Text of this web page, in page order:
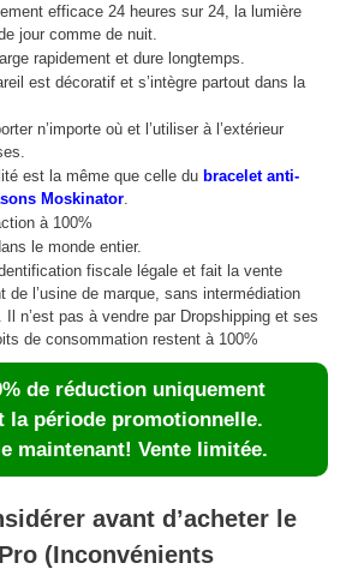
efficace 24 heures sur 24, la lumière
jour comme de nuit.
rapidement et dure longtemps.
est décoratif et s’intègre partout dans la
n’importe où et l’utiliser à l’extérieur
est la même que celle du bracelet anti-
Moskinator
à 100%
le monde entier.
fiscale légale et fait la vente
de l’usine de marque, sans intermédiation
n’est pas à vendre par Dropshipping et ses
de consommation restent à 100%
de réduction uniquement
la période promotionnelle.
maintenant! Vente limitée.
avant d’acheter le
(Inconvénients